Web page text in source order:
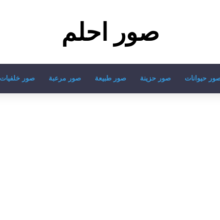
صور احلم
حيوانات صور حزينة صور طبيعة صور مرعبة صور خلفيات